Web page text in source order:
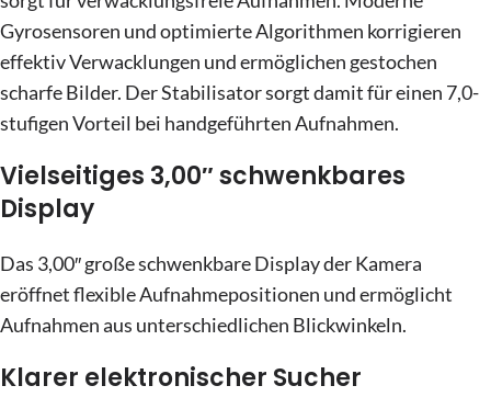
Gyrosensoren und optimierte Algorithmen korrigieren
effektiv Verwacklungen und ermöglichen gestochen
scharfe Bilder. Der Stabilisator sorgt damit für einen 7,0-
stufigen Vorteil bei handgeführten Aufnahmen.
Vielseitiges 3,00″ schwenkbares
Display
Das 3,00″ große schwenkbare Display der Kamera
eröffnet flexible Aufnahmepositionen und ermöglicht
Aufnahmen aus unterschiedlichen Blickwinkeln.
Klarer elektronischer Sucher